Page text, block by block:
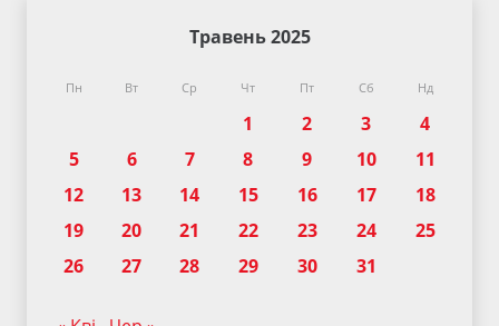
Травень 2025
Пн Вт Ср Чт Пт Сб Нд
1 2 3
4
5
6 7 8 9 10
11
12
13 14 15 16 17
18
19
20 21 22 23 24
25
26
27 28 29 30 31